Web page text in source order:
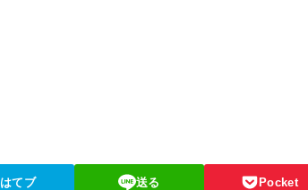
はてブ 送る Pocket